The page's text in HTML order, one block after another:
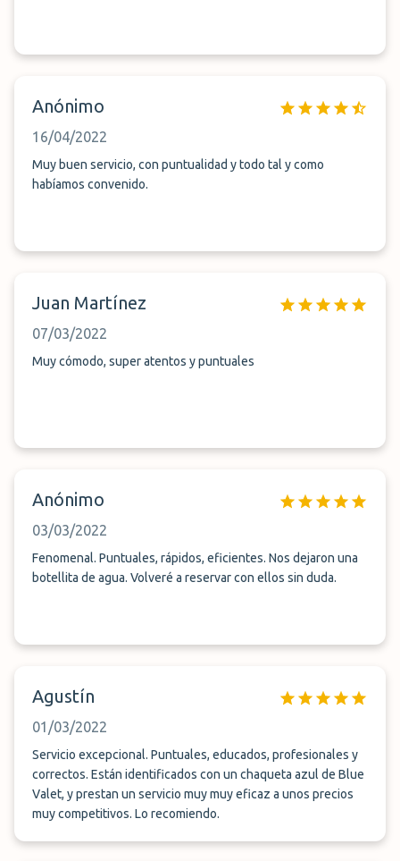
Anónimo
16/04/2022
Muy buen servicio, con puntualidad y todo tal y como
habíamos convenido.
Juan Martínez
07/03/2022
Muy cómodo, super atentos y puntuales
Anónimo
03/03/2022
Fenomenal. Puntuales, rápidos, eficientes. Nos dejaron una
botellita de agua. Volveré a reservar con ellos sin duda.
Agustín
01/03/2022
Servicio excepcional. Puntuales, educados, profesionales y
correctos. Están identificados con un chaqueta azul de Blue
Valet, y prestan un servicio muy muy eficaz a unos precios
muy competitivos. Lo recomiendo.